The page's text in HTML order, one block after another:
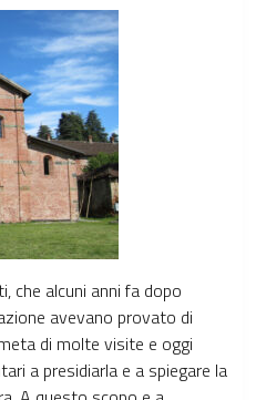
che alcuni anni fa dopo
avevano provato di
di molte visite e oggi
a presidiarla e a spiegare la